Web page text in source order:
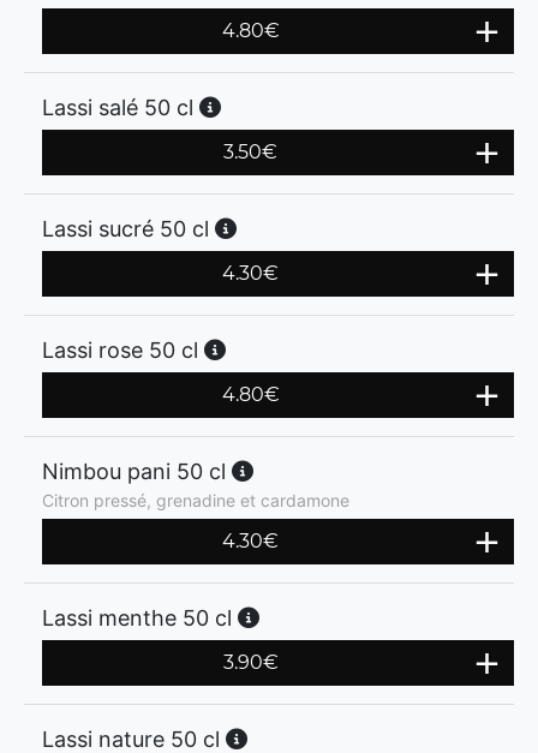
4.80€
Lassi salé 50 cl
3.50€
Lassi sucré 50 cl
4.30€
Lassi rose 50 cl
4.80€
Nimbou pani 50 cl
Citron pressé, grenadine et cardamone
4.30€
Lassi menthe 50 cl
3.90€
Lassi nature 50 cl